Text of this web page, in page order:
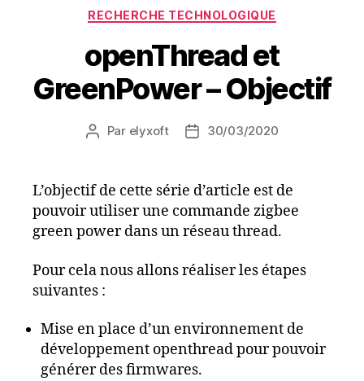
Catégories
RECHERCHE TECHNOLOGIQUE
openThread et
GreenPower – Objectif
Auteur
Par elyxoft
Date30/03/2020
L’objectif de cette série d’article est de
pouvoir utiliser une commande zigbee
green power dans un réseau thread.
Pour cela nous allons réaliser les étapes
suivantes :
Mise en place d’un environnement de
développement openthread pour pouvoir
générer des firmwares.